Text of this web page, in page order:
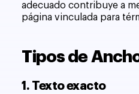
adecuado contribuye a
página vinculada para
Tipos de
1. Texto exacto